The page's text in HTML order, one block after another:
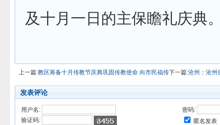
及十月一日的主保瞻礼庆典
上一篇:教区筹备十月传教节庆典巩固传教使命 向市民福传下一篇:沧州：沧州
发表评论
用户名:
密码:
验证码:
匿名发表